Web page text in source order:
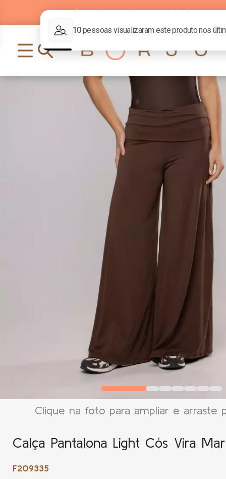
Parcelamentoem até6xsem
Clique na foto para ampliar e arraste
Calça Pantalona Light Cós Vira
F209335